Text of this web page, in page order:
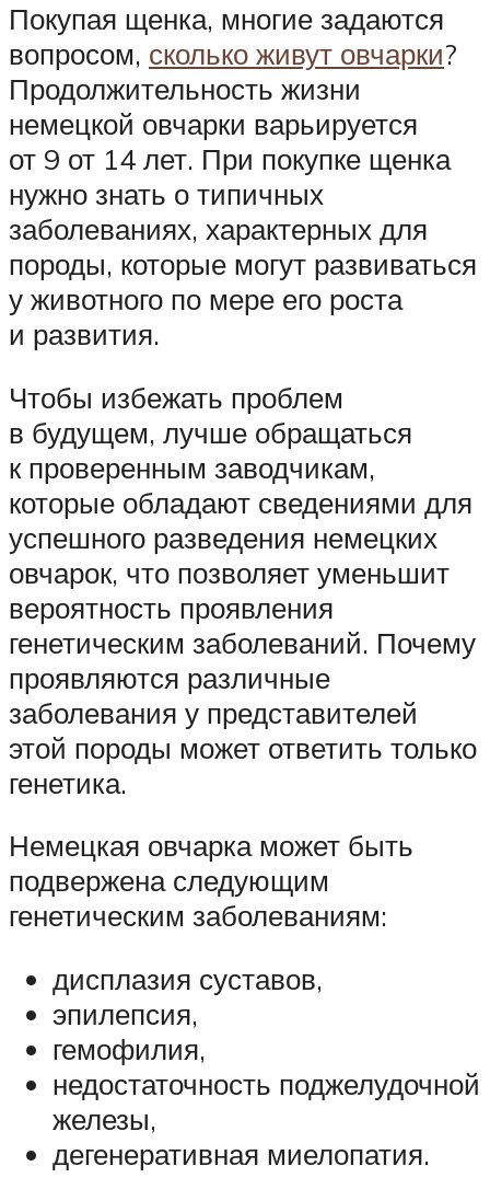
Покупая щенка, многие задаются
вопросом, сколько живут овчарки?
Продолжительность жизни
немецкой овчарки варьируется
от 9 от 14 лет. При покупке щенка
нужно знать о типичных
заболеваниях, характерных для
породы, которые могут развиваться
у животного по мере его роста
и развития.
Чтобы избежать проблем
в будущем, лучше обращаться
к проверенным заводчикам,
которые обладают сведениями для
успешного разведения немецких
овчарок, что позволяет уменьшит
вероятность проявления
генетическим заболеваний. Почему
проявляются различные
заболевания у представителей
этой породы может ответить только
генетика.
Немецкая овчарка может быть
подвержена следующим
генетическим заболеваниям:
дисплазия суставов,
эпилепсия,
гемофилия,
недостаточность поджелудочной
железы,
дегенеративная миелопатия.